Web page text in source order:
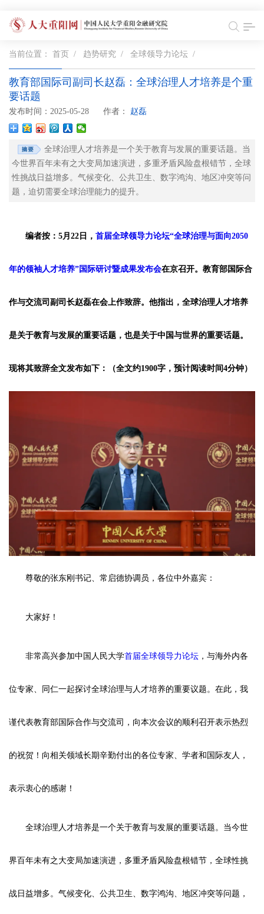
当前位置： 首页 / 趋势研究 / 全球领导力论坛 /
教育部国际司副司长赵磊：全球治理人才培养是个重
要话题
发布时间：2025-05-28 作者： 赵磊
全球治理人才培养是一个关于教育与发展的重要话题。当
今世界百年未有之大变局加速演进，多重矛盾风险盘根错节，全球
性挑战日益增多。气候变化、公共卫生、数字鸿沟、地区冲突等问
题，迫切需要全球治理能力的提升。
编者按：5月22日， 首届全球领导力论坛“全球治理与面向2050
年的领袖人才培养”国际研讨暨成果发布会在京召开。教育部国际合
作与交流司副司长赵磊在会上作致辞。他指出，全球治理人才培养
是关于教育与发展的重要话题，也是关于中国与世界的重要话题。
现将其致辞全文发布如下：（全文约1900字，预计阅读时间4分钟）
尊敬的张东刚书记、常启德协调员，各位中外嘉宾：
大家好！
非常高兴参加中国人民大学首届全球领导力论坛 ，与海外内各
位专家、同仁一起探讨全球治理与人才培养的重要议题。在此，我
谨代表教育部国际合作与交流司，向本次会议的顺利召开表示热烈
的祝贺！向相关领域长期辛勤付出的各位专家、学者和国际友人，
表示衷心的感谢！
全球治理人才培养是一个关于教育与发展的重要话题。当今世
界百年未有之大变局加速演进，多重矛盾风险盘根错节，全球性挑
战日益增多。气候变化、公共卫生、数字鸿沟、地区冲突等问题，